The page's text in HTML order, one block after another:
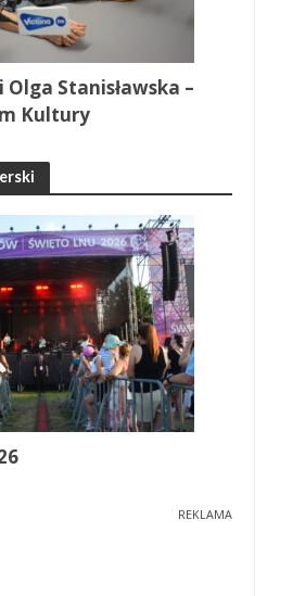
Stanisławska –
Kultury
REKLAMA